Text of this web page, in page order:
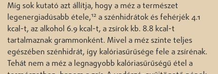
Míg sok kutató azt állítja, hogy a méz a természet
legenergiadúsabb étele,12 a szénhidrátok és fehérjék 4.1
kcal-t, az alkohol 6.9 kcal-t, a zsírok kb. 8.8 kcal-t
tartalmaznak grammonként. Mivel a méz szinte teljes
egészében szénhidrát, így kalóriasűrűsége fele a zsírénak.
Tehát nem a méz a legnagyobb kalóriasűrűségű étel a